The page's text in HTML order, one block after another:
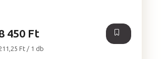
450 Ft
Ft / 1 db